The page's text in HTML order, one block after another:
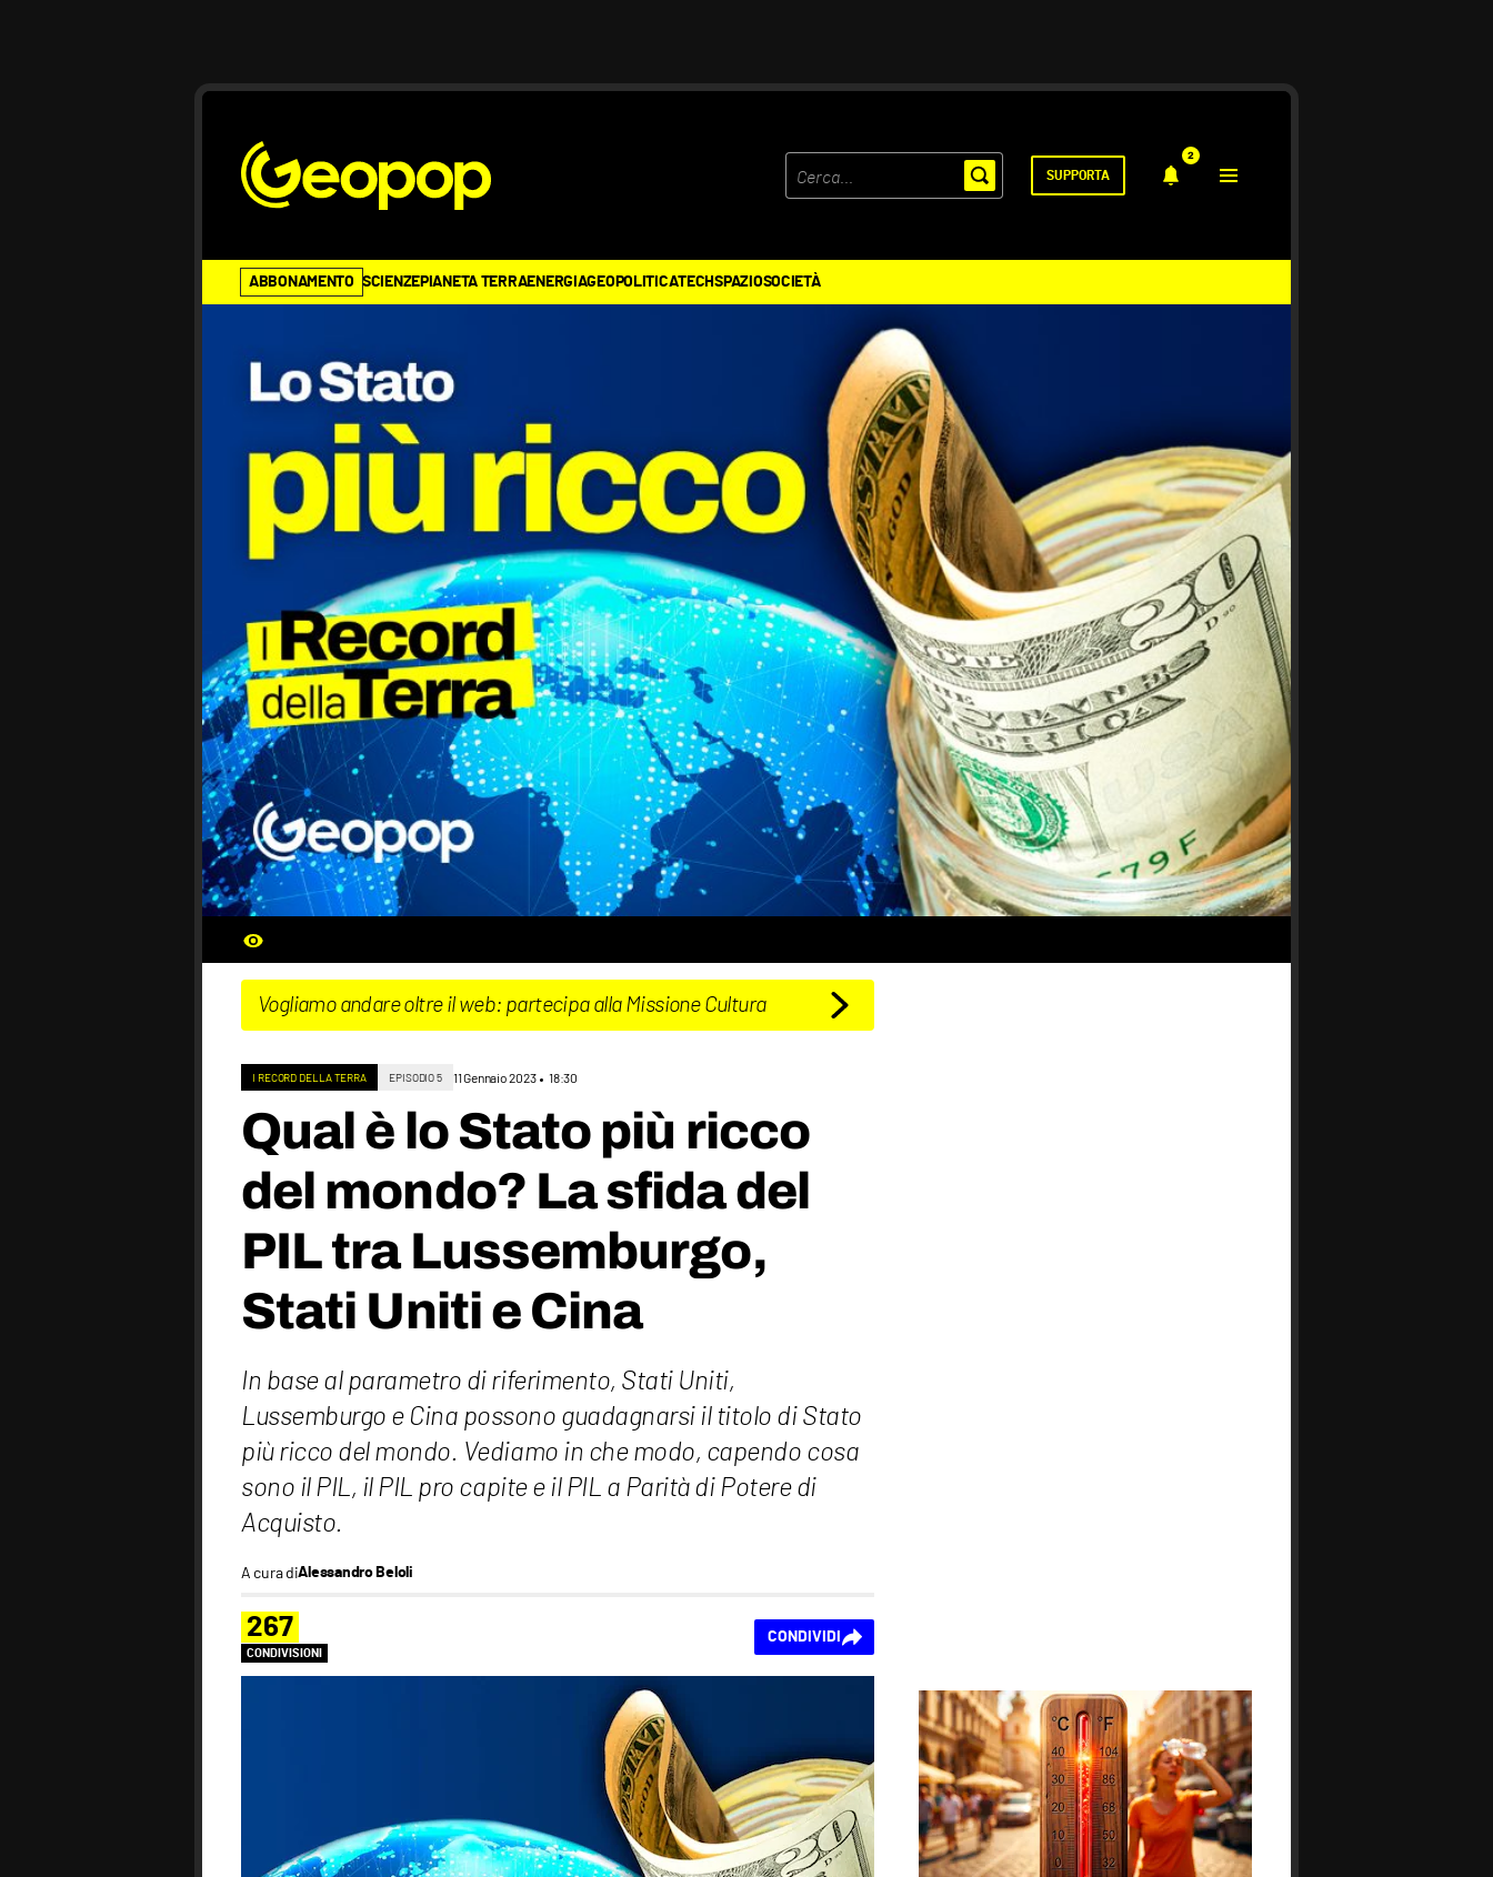
2
SUPPORTA
ABBONAMENTO SCIENZEPIANETA TERRAENERGIAGEOPOLITICATECHSPAZIOSOCIETÀ
Vogliamo andare oltre il web: partecipa alla Missione Cultura
I RECORD DELLA TERRA EPISODIO 5 11 Gennaio 2023 18:30
Qual è lo Stato più ricco
del mondo? La sfida del
PIL tra Lussemburgo,
Stati Uniti e Cina
In base al parametro di riferimento, Stati Uniti,
Lussemburgo e Cina possono guadagnarsi il titolo di Stato
più ricco del mondo. Vediamo in che modo, capendo cosa
sono il PIL, il PIL pro capite e il PIL a Parità di Potere di
Acquisto.
A cura diAlessandro Beloli
267
CONDIVISIONI
CONDIVIDI